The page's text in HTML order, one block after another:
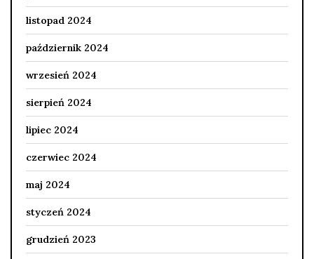
listopad 2024
październik 2024
wrzesień 2024
sierpień 2024
lipiec 2024
czerwiec 2024
maj 2024
styczeń 2024
grudzień 2023